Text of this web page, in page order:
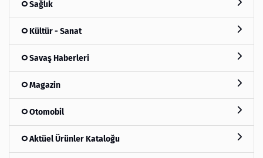
Sağlık
Kültür - Sanat
Savaş Haberleri
Magazin
Otomobil
Aktüel Ürünler Kataloğu